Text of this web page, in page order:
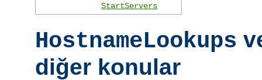
StartServers
HostnameLookups
diğer konular